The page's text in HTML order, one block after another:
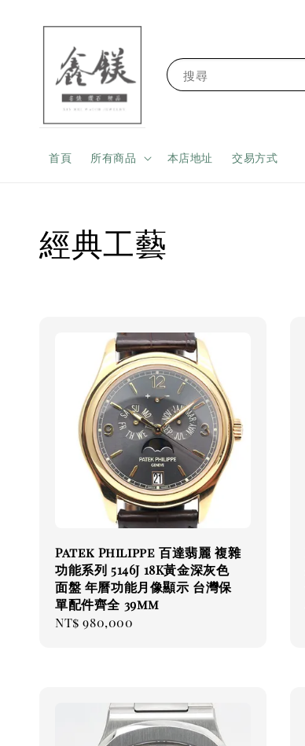
搜尋
首頁 所有商品 本店地址 交易方式
經典工藝
Patek Philippe 百達翡麗 複雜
功能系列 5146J 18K黃金深灰色
面盤 年曆功能月像顯示 台灣保
單配件齊全 39mm
Regular
NT$ 980,000